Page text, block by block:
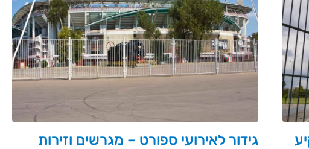
גידור לאירועי ספורט – מגרשים וזירות